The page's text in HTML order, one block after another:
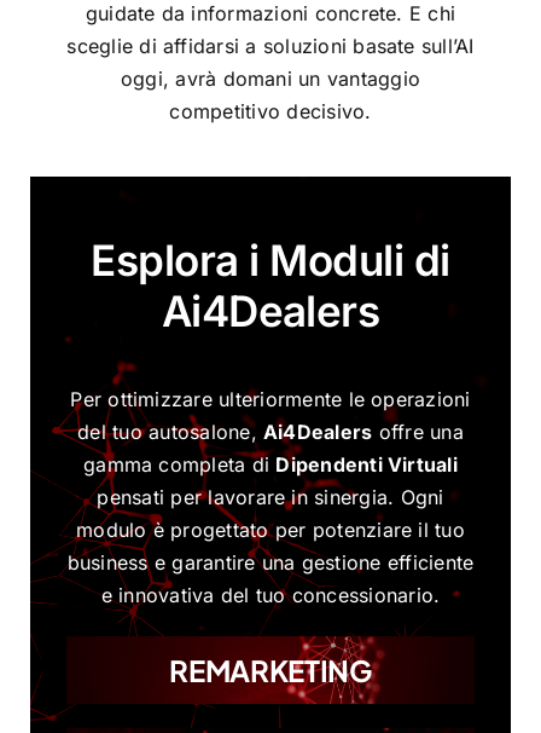
guidate da informazioni concrete. E chi
sceglie di affidarsi a soluzioni basate sull’AI
oggi, avrà domani un vantaggio
competitivo decisivo.
Esplora i Moduli di
Ai4Dealers
Per ottimizzare ulteriormente le operazioni
del tuo autosalone, Ai4Dealers offre una
gamma completa di Dipendenti Virtuali
pensati per lavorare in sinergia. Ogni
modulo è progettato per potenziare il tuo
business e garantire una gestione efficiente
e innovativa del tuo concessionario.
REMARKETING